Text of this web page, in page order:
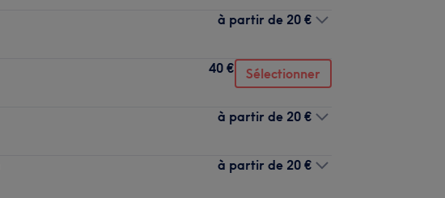
à partir de 20 €
40 € Sélectionner
à partir de 20 €
à partir de 20 €